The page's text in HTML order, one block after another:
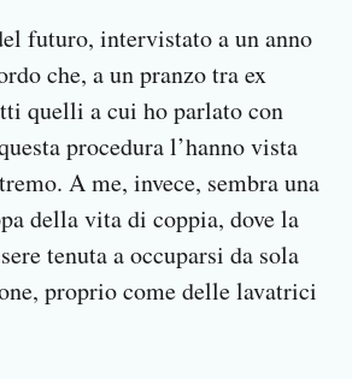
futuro, intervistato a un anno
che, a un pranzo tra ex
quelli a cui ho parlato con
procedura l’hanno vista
A me, invece, sembra una
della vita di coppia, dove la
tenuta a occuparsi da sola
proprio come delle lavatrici